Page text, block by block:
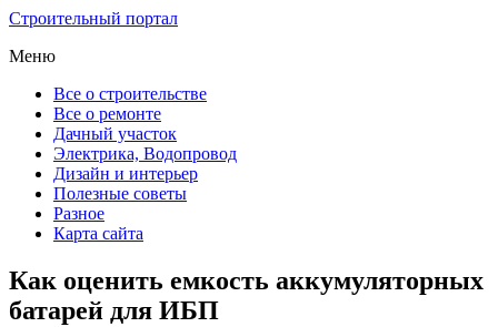
Строительный портал
Меню
Все о строительстве
Все о ремонте
Дачный участок
Электрика, Водопровод
Дизайн и интерьер
Полезные советы
Разное
Карта сайта
Как оценить емкость аккумуляторных
батарей для ИБП